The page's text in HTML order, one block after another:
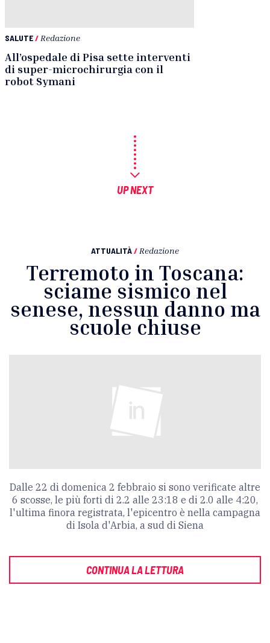
SALUTE/ Redazione
All’ospedale di Pisa sette interventi
di super-microchirurgia con il
robot Symani
UP NEXT
ATTUALITÀ/ Redazione
Terremoto in Toscana:
sciame sismico nel
senese, nessun danno ma
scuole chiuse
Dalle 22 di domenica 2 febbraio si sono verificate altre
6 scosse, le più forti di 2.2 alle 23:18 e di 2.0 alle 4:20,
l'ultima finora registrata, l'epicentro è nella campagna
di Isola d'Arbia, a sud di Siena
CONTINUA LA LETTURA